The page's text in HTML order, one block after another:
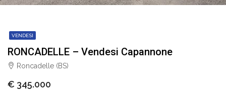
VENDESI
RONCADELLE – Vendesi Capannone
Roncadelle (BS)
€ 345.000